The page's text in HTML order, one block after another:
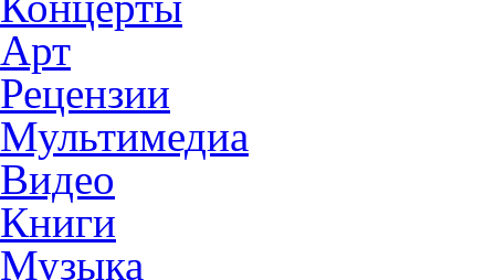
Арт
Рецензии
Мультимедиа
Видео
Книги
Музыка